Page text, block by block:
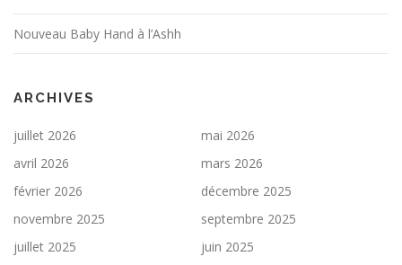
Nouveau Baby Hand à l’Ashh
ARCHIVES
juillet 2026
mai 2026
avril 2026
mars 2026
février 2026
décembre 2025
novembre 2025
septembre 2025
juillet 2025
juin 2025